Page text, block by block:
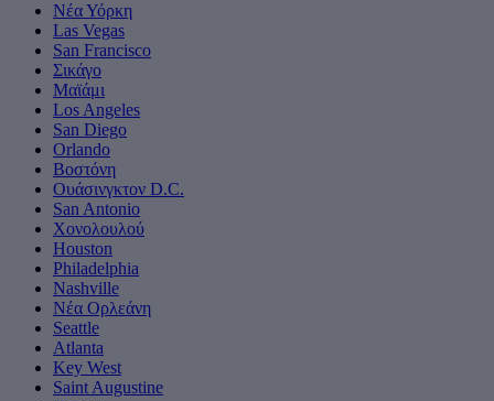
Νέα Υόρκη
Las Vegas
San Francisco
Σικάγο
Μαϊάμι
Los Angeles
San Diego
Orlando
Βοστόνη
Ουάσινγκτον D.C.
San Antonio
Χονολουλού
Houston
Philadelphia
Nashville
Νέα Ορλεάνη
Seattle
Atlanta
Key West
Saint Augustine